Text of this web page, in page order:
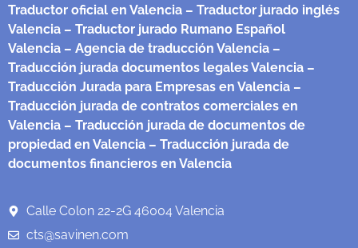
Traductor oficial en Valencia – Traductor jurado inglés
Valencia – Traductor jurado Rumano Español
Valencia – Agencia de traducción Valencia –
Traducción jurada documentos legales Valencia –
Traducción Jurada para Empresas en Valencia –
Traducción jurada de contratos comerciales en
Valencia – Traducción jurada de documentos de
propiedad en Valencia – Traducción jurada de
documentos financieros en Valencia
Calle Colon 22-2G 46004 Valencia
cts@savinen.com